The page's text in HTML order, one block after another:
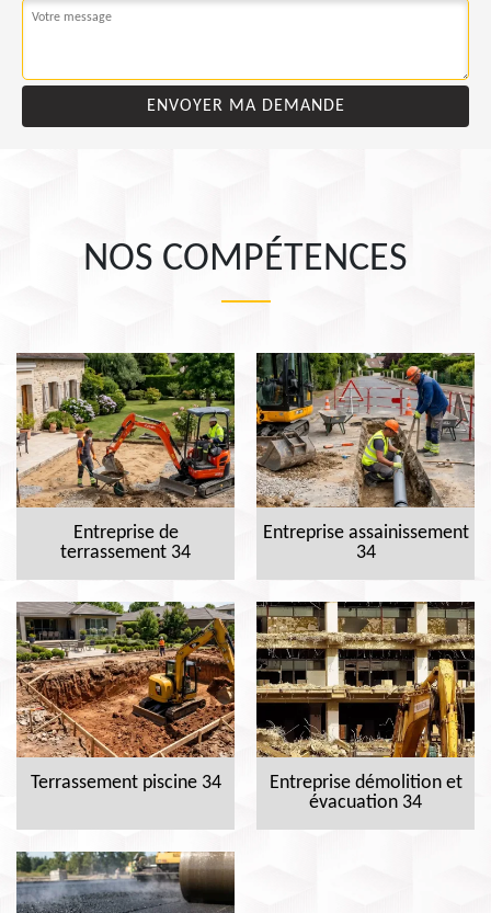
NOS COMPÉTENCES
Entreprise de
terrassement 34
Entreprise assainissement
34
Terrassement piscine 34
Entreprise démolition et
évacuation 34